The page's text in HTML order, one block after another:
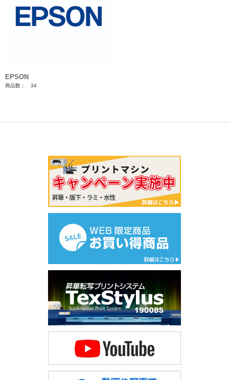
EPSON
商品数： 34